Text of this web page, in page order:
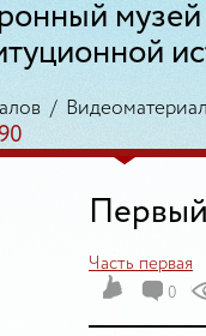
музей
/
Часть первая
0